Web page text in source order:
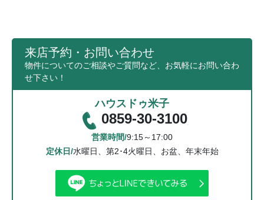
来店予約・お問い合わせ
物件についてのご相談やご質問など、お気軽にお問い合わ
せ下さい！
ハウスドゥ米子
0859-30-3100
営業時間/9:15～17:00
定休日/水曜日、第2･4火曜日、お盆、年末年始